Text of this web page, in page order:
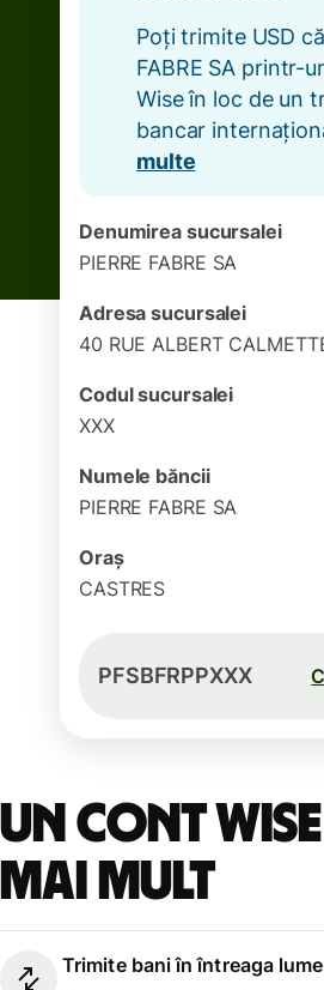
Poți trimite USD
FABRE SA printr-
Wise în loc de un
bancar
multe
Denumirea sucursalei
PIERRE FABRE SA
Adresa sucursalei
40 RUE ALBERT
Codul sucursalei
XXX
Numele băncii
PIERRE FABRE SA
Oraș
CASTRES
PFSBFRPPXXX
Un cont
mai mult
Trimite bani în întreaga lume